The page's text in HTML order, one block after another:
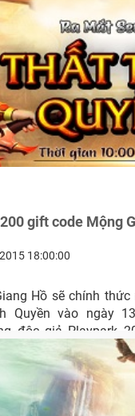
gift code Mộng
18:00:00
Hồ sẽ chính
Quyền vào ngày
độc giả Playpark
trị.